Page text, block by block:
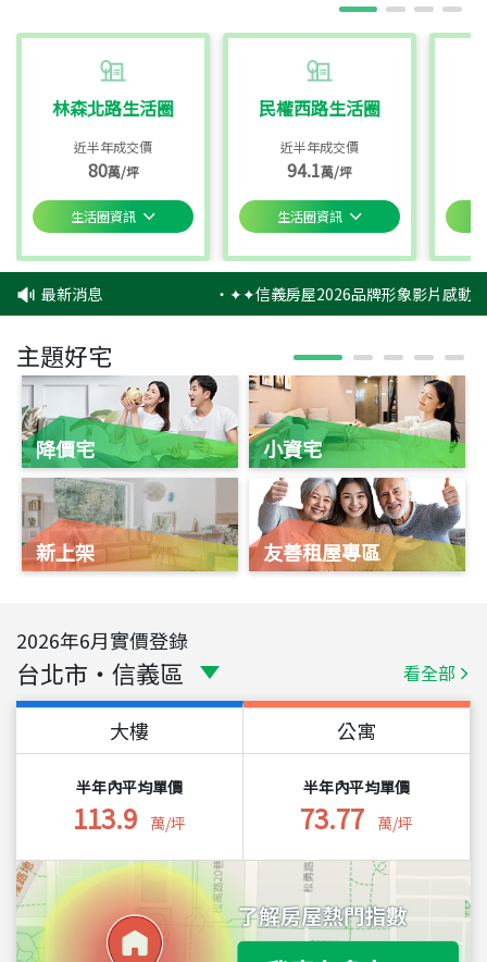
林森北路生活圈
近半年成交價
80萬/坪
生活圈資訊
民權西路生活圈
近半年成交價
94.1萬/坪
生活圈資訊
最新消息 ‧✦✦信義房屋2026品牌形象影片感動
主題好宅
降價宅
新上架
小資宅
友善租屋專區
2026年6月實價登錄
台北市 ・ 信義區 看全部
大樓
半年內平均單價
113.9 萬/坪
公寓
半年內平均單價
73.77 萬/坪